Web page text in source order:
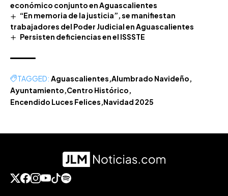
económico conjunto en Aguascalientes
“En memoria de la justicia”, se manifiestan
trabajadores del Poder Judicial en Aguascalientes
Persisten deficiencias en el ISSSTE
TAGGED: Aguascalientes Alumbrado Navideño
Ayuntamiento Centro Histórico
Encendido Luces Felices Navidad 2025